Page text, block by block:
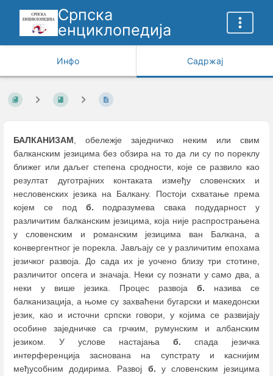
Српска
енциклопедија
Инфо Садржај
БАЛКАНИЗАМ, обележје заједничко неким или свим
балканским језицима без обзира на то да ли су по пореклу
ближег или даљег степена сродности, које се развило као
резултат дуготрајних контаката између словенских и
несловенских језика на Балкану. Постоји схватање према
којем се под б. подразумева свака подударност у
различитим балканским језицима, која није распрострањена
у словенским и романским језицима ван Балкана, а
конвергентног је порекла. Јављају се у различитим епохама
језичког развоја. До сада их је уочено близу три стотине,
различитог опсега и значаја. Неки су познати у само два, а
неки у више језика. Процес развоја б. назива се
балканизација, а њоме су захваћени бугарски и македонски
језик, као и источни српски говори, у којима се развијају
особине заједничке са грчким, румунским и албанским
језиком. У услове настајања б. спада језичка
интерференција заснована на супстрату и каснијим
међусобним додирима. Развој б. у словенским језицима